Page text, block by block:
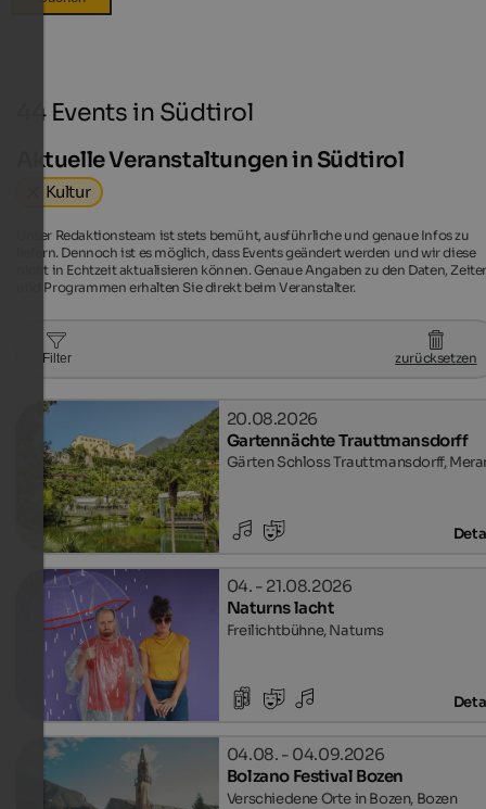
44 Events in Südtirol
Aktuelle Veranstaltungen in Südtirol
Kultur
Unser Redaktionsteam ist stets bemüht, ausführliche und genaue Infos zu
liefern. Dennoch ist es möglich, dass Events geändert werden und wir diese
nicht in Echtzeit aktualisieren können. Genaue Angaben zu den Daten,
und Programmen erhalten Sie direkt beim Veranstalter.
Filter zurücksetzen
20.08.2026
Gartennächte Trauttmansdorff
Gärten Schloss Trauttmansdorff,
04. - 21.08.2026
Naturns lacht
Freilichtbühne, Naturns
04.08. - 04.09.2026
Bolzano Festival Bozen
Verschiedene Orte in Bozen, Bozen